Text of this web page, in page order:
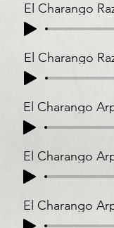
El Charango
El Charango
El Charango
El Charango
El Charango